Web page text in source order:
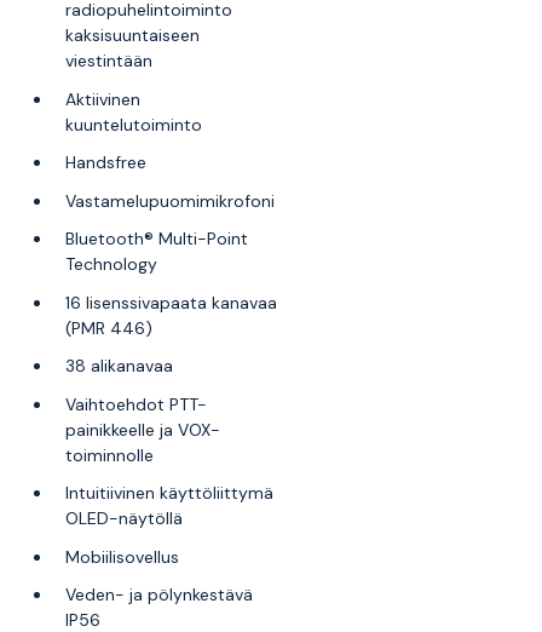
radiopuhelintoiminto
kaksisuuntaiseen
viestintään
Aktiivinen
kuuntelutoiminto
Handsfree
Vastamelupuomimikrofoni
Bluetooth® Multi-Point
Technology
16 lisenssivapaata kanavaa
(PMR 446)
38 alikanavaa
Vaihtoehdot PTT-
painikkeelle ja VOX-
toiminnolle
Intuitiivinen käyttöliittymä
OLED-näytöllä
Mobiilisovellus
Veden- ja pölynkestävä
IP56